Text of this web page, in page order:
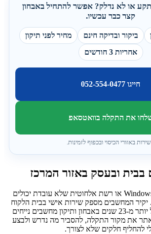
או לא נדלק? אפשר להתחיל באבחון
קצר כבר עכשיו.
ביקור ובדיקה חינם
מחיר לפני תיקון
אחריות 3 חודשים
חייגו 052-554-0477
את התקלה בוואטסאפ
באזורי הכיסוי ובכפוף לזמינות.
ובעסק באזור המרכז
מחשב איטי, תקלה ב-Windows או רשת אלחוטית שלא עובדת יכולים
יקיר המחשבים מספק שירות אישי בבית הלקוח
ובעסקים, עם ניסיון של יותר מ-23 שנים באבחון ותיקון מחשבים נייחים
את מקור התקלה, להסביר מה נדרש ולבצע
להחליף חלקים שלא לצורך.